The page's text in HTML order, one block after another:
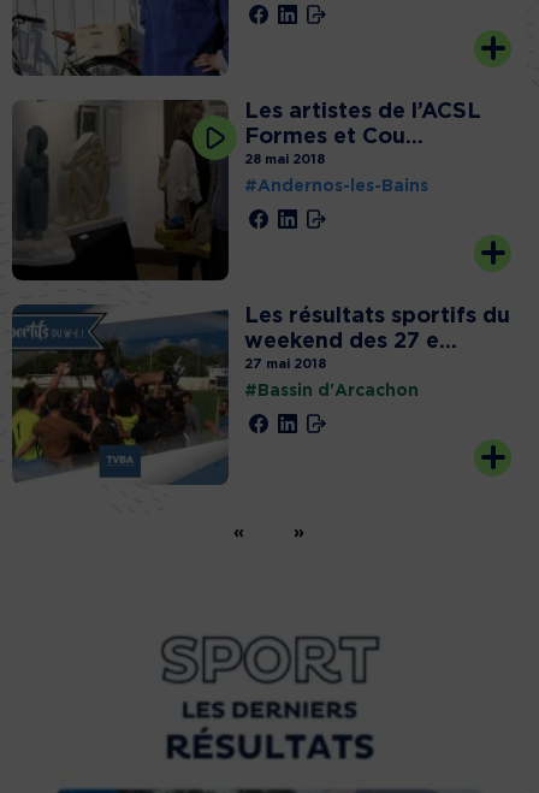
Les artistes de l’ACSL
Formes et Cou...
28 mai 2018
#Andernos-les-Bains
Les résultats sportifs du
weekend des 27 e...
27 mai 2018
#Bassin d'Arcachon
« »